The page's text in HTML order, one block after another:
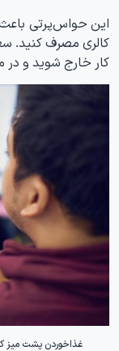
کالری مصرف کنید.
کار خارج شوید و در
غذاخوردن پشت میز